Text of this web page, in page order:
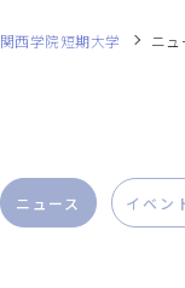
関西学院短期大学 ニュ
ニュース イベン